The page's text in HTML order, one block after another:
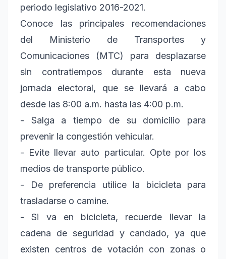
periodo legislativo 2016-2021.
Conoce las principales recomendaciones
del Ministerio de Transportes y
Comunicaciones (MTC) para desplazarse
sin contratiempos durante esta nueva
jornada electoral, que se llevará a cabo
desde las 8:00 a.m. hasta las 4:00 p.m.
- Salga a tiempo de su domicilio para
prevenir la congestión vehicular.
- Evite llevar auto particular. Opte por los
medios de transporte público.
- De preferencia utilice la bicicleta para
trasladarse o camine.
- Si va en bicicleta, recuerde llevar la
cadena de seguridad y candado, ya que
existen centros de votación con zonas o